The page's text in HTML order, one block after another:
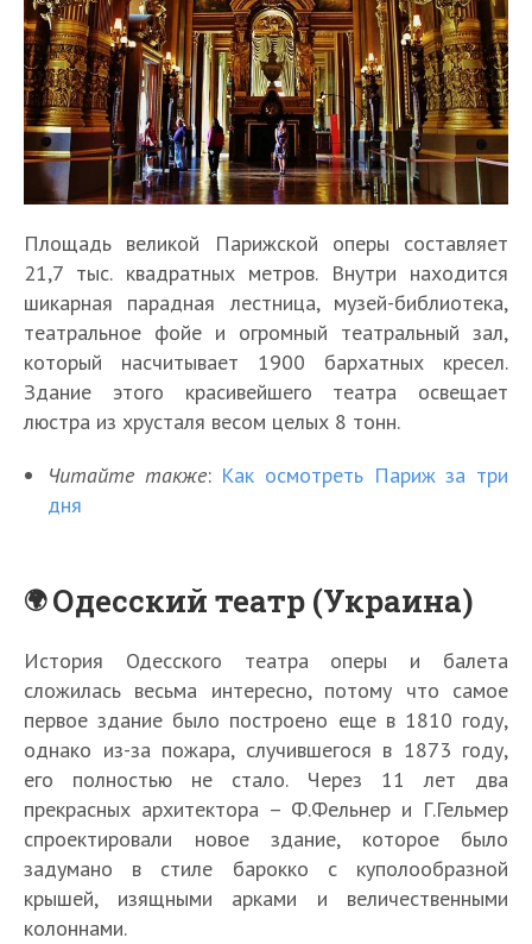
Площадь великой Парижской оперы составляет
21,7 тыс. квадратных метров. Внутри находится
шикарная парадная лестница, музей-библиотека,
театральное фойе и огромный театральный зал,
который насчитывает 1900 бархатных кресел.
Здание этого красивейшего театра освещает
люстра из хрусталя весом целых 8 тонн.
Читайте также: Как осмотреть Париж за три
дня
Одесский театр (Украина)
История Одесского театра оперы и балета
сложилась весьма интересно, потому что самое
первое здание было построено еще в 1810 году,
однако из-за пожара, случившегося в 1873 году,
его полностью не стало. Через 11 лет два
прекрасных архитектора – Ф.Фельнер и Г.Гельмер
спроектировали новое здание, которое было
задумано в стиле барокко с куполообразной
крышей, изящными арками и величественными
колоннами.